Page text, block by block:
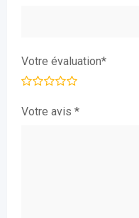
Votre évaluation*
Votre avis *